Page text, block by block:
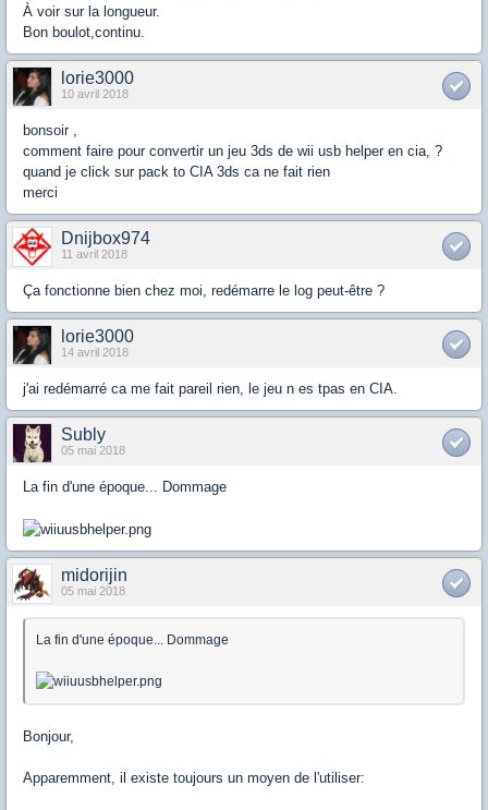
À voir sur la longueur.
Bon boulot,continu.
lorie3000
10 avril 2018
bonsoir ,
comment faire pour convertir un jeu 3ds de wii usb helper en cia, ?
quand je click sur pack to CIA 3ds ca ne fait rien
merci
Dnijbox974
11 avril 2018
Ça fonctionne bien chez moi, redémarre le log peut-être ?
lorie3000
14 avril 2018
j'ai redémarré ca me fait pareil rien, le jeu n es tpas en CIA.
Subly
05 mai 2018
La fin d'une époque... Dommage
midorijin
05 mai 2018
La fin d'une époque... Dommage
Bonjour,
Apparemment, il existe toujours un moyen de l'utiliser: